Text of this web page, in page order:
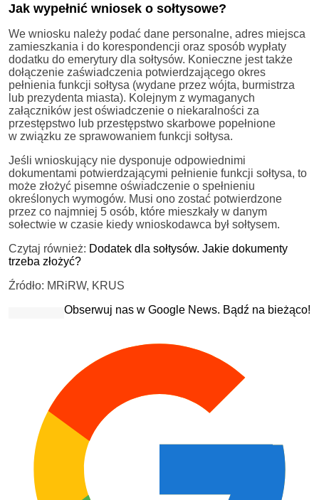
Jak wypełnić wniosek o sołtysowe?
We wniosku należy podać dane personalne, adres miejsca
zamieszkania i do korespondencji oraz sposób wypłaty
dodatku do emerytury dla sołtysów. Konieczne jest także
dołączenie zaświadczenia potwierdzającego okres
pełnienia funkcji sołtysa (wydane przez wójta, burmistrza
lub prezydenta miasta). Kolejnym z wymaganych
załączników jest oświadczenie o niekaralności za
przestępstwo lub przestępstwo skarbowe popełnione
w związku ze sprawowaniem funkcji sołtysa.
Jeśli wnioskujący nie dysponuje odpowiednimi
dokumentami potwierdzającymi pełnienie funkcji sołtysa, to
może złożyć pisemne oświadczenie o spełnieniu
określonych wymogów. Musi ono zostać potwierdzone
przez co najmniej 5 osób, które mieszkały w danym
sołectwie w czasie kiedy wnioskodawca był sołtysem.
Czytaj również: Dodatek dla sołtysów. Jakie dokumenty
trzeba złożyć?
Źródło: MRiRW, KRUS
Obserwuj nas w Google News. Bądź na bieżąco!